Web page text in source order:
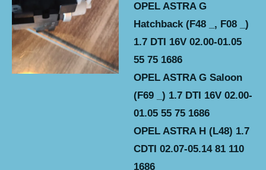
OPEL ASTRA G
Hatchback (F48 _, F08 _)
1.7 DTI 16V 02.00-01.05
55 75 1686
OPEL ASTRA G Saloon
(F69 _) 1.7 DTI 16V 02.00-
01.05 55 75 1686
OPEL ASTRA H (L48) 1.7
CDTI 02.07-05.14 81 110
1686